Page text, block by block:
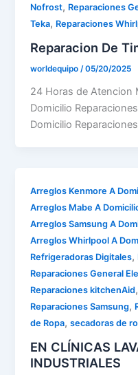
Nofrost, Reparaciones
Teka, Reparaciones
Reparacion De
worldequipo /05/20/2025
24 Horas de Atencion
Domicilio
Domicilio
Arreglos Kenmore A
Arreglos Mabe A
Arreglos Samsung A
Arreglos Whirlpool A
Refrigeradoras Digitales,
Reparaciones General
Reparaciones kitchenAid,
Reparaciones Samsung,
de Ropa,secadoras de
EN CLÍNICAS
INDUSTRIALES